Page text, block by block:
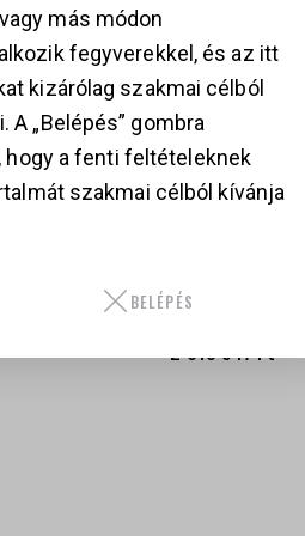
&
.22 LR
LAUGO ARMS
SZÜRKE – OPTIC
KIT
2 013 947Ft
más módon
fegyverekkel, és az itt
kizárólag szakmai célból
A „Belépés” gombra
hogy a fenti feltételeknek
szakmai célból kívánja
BELÉPÉS